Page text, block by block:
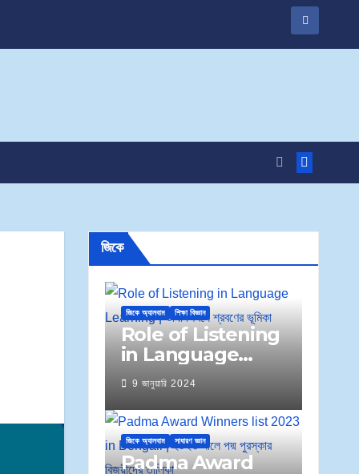
জিকে
জিকে অ্যালবাম শিক্ষা বিজ্ঞান
Role of Listening
in Language
Learning | ভাষা শিখনে
শ্রবণের ভূমিকা
9 জানুয়ারি 2024
জিকে অ্যালবাম সাধারণ জ্ঞান
Padma Award